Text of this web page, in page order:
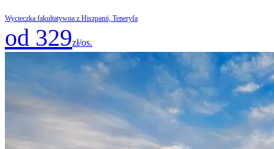
Wycieczka fakultatywna z Hiszpanii, Teneryfa
od 329zł/os.